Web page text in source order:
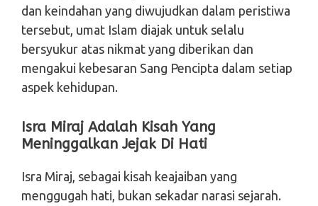
dan keindahan yang diwujudkan dalam peristiwa
tersebut, umat Islam diajak untuk selalu
bersyukur atas nikmat yang diberikan dan
mengakui kebesaran Sang Pencipta dalam setiap
aspek kehidupan.
Isra Miraj Adalah Kisah Yang
Meninggalkan Jejak Di Hati
Isra Miraj, sebagai kisah keajaiban yang
menggugah hati, bukan sekadar narasi sejarah.